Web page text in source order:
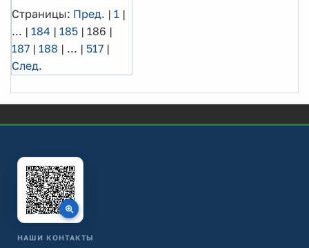
Страницы: Пред. | 1 |
... | 184 | 185 | 186 |
187 | 188 | ... | 517 |
След.
НАШИ КОНТАКТЫ